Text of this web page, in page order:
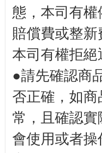
態，本司有
賠償費或整
本司有權拒絕
●請先確認商
否正確，如
常，且確認
會使用或者